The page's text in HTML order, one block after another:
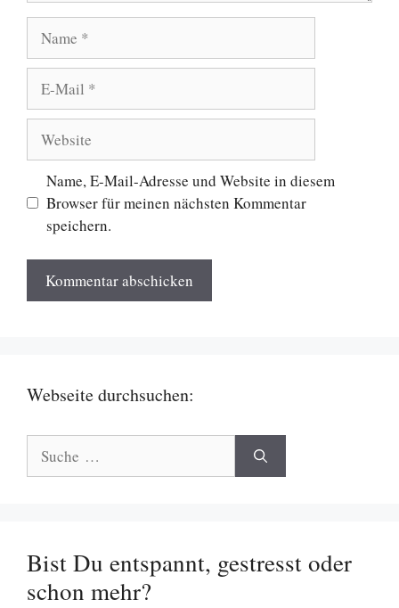
Mail
Name, E-Mail-Adresse und Website in diesem
Browser für meinen nächsten Kommentar
speichern.
Webseite durchsuchen:
nach:
Bist Du entspannt, gestresst oder
schon mehr?